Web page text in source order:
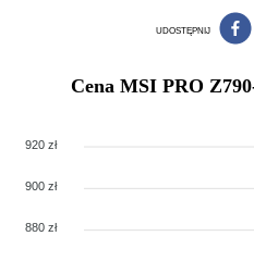
UDOSTĘPNIJ
Cena MSI PRO
920 zł
900 zł
880 zł